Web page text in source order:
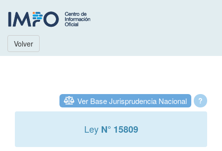
Volver
?
Ver Base Jurisprudencia Nacional
Ley N° 15809